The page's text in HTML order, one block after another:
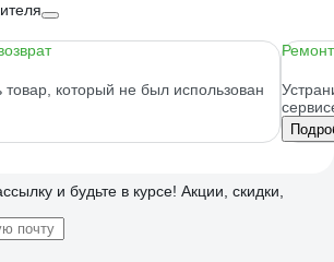
который не был использован
и будьте в курсе! Акции, скидки,